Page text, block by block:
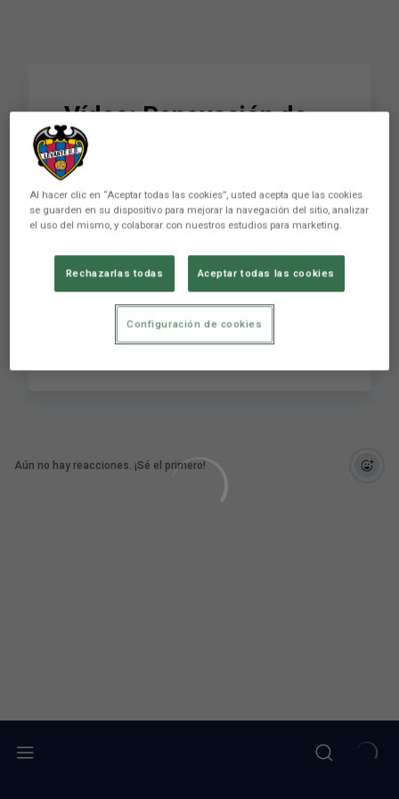
Vídeo: Renovación de
Roger con el Levante
UD hasta 2016
pertenecerá a la entidad levantinista hasta junio
han rubricado el contrato que une al futbolista
con el Levante UD
Aún no hay reacciones. ¡Sé el primero!
Al hacer clic en “Aceptar todas las cookies”, usted acepta que las cookies
se guarden en su dispositivo para mejorar la navegación del sitio, analizar
el uso del mismo, y colaborar con nuestros estudios para marketing.
Rechazarlas todas Aceptar todas las cookies
Configuración de cookies